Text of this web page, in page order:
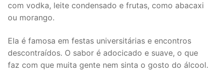
com vodka, leite condensado e frutas, como abacaxi
ou morango.
Ela é famosa em festas universitárias e encontros
descontraídos. O sabor é adocicado e suave, o que
faz com que muita gente nem sinta o gosto do álcool.